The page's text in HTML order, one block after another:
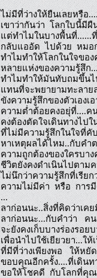
ไม่มีที่ว่างให้ยืนเลยหรือ....
เขาว่ากันว่า  โลกใบนี้มี
แต่ทำไมในบางพื้นที่......
กลับแออัด  ไปด้วย  หมอ
ทำไมทำให้โลกในใจขอ
หลายแห่งของความรู้สึก
ทำไมทำให้มันทับถมขึ้นไ
แทนที่จะพยายามทะลาย
ขังความรู้สึกของตัวเองเ
ความต่ำต้อยคงอยุ่ที่....ค
คงต้องตัดใจเดินทางไป
ที่ไม่มีความรู้สึกในใจที่คั
หาเหตุผลได้ไหม..กับคำ
ความถูกต้องของใครบา
ชีวิตยังคงดำเนินไปตาม
ไม่นึกว่าความรู้สึกที่เรีย
ความไม่มีค่า  หรือ  การ
...
ลาก่อนนะ..สิ่งที่คิดว่าเคย
ลาก่อนนะ...กับคำว่า   ค
จะยังคงเก็บบางร่องรอย
เพื่อนำไปใช้เยียวยา...ใ
ที่มีที่ว่างเพียงพอ   ให้หยั
ขอบคุณอีกครั้ง....ที่เดินท
ขอให้โชคดี  กับโลกที่คุณ